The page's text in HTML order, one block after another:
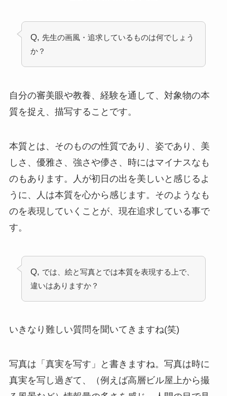
Q, 先生の画風・追求しているものは何でしょう
か？
自分の審美眼や教養、経験を通して、対象物の本
質を捉え、描写することです。
本質とは、そのものの性質であり、姿であり、美
しさ、優雅さ、強さや儚さ、時にはマイナスなも
のもあります。人が初日の出を美しいと感じるよ
うに、人は本質を心から感じます。そのようなも
のを表現していくことが、現在追求している事で
す。
Q, では、絵と写真とでは本質を表現する上で、
違いはありますか？
いきなり難しい質問を聞いてきますね(笑)
写真は「真実を写す」と書きますね。写真は時に
真実を写し過ぎて、（例えば高層ビル屋上から撮